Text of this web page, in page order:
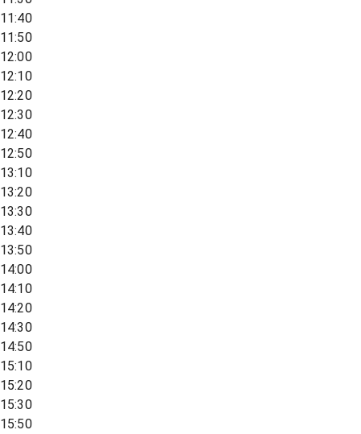
11:40
11:50
12:00
12:10
12:20
12:30
12:40
12:50
13:10
13:20
13:30
13:40
13:50
14:00
14:10
14:20
14:30
14:50
15:10
15:20
15:30
15:50